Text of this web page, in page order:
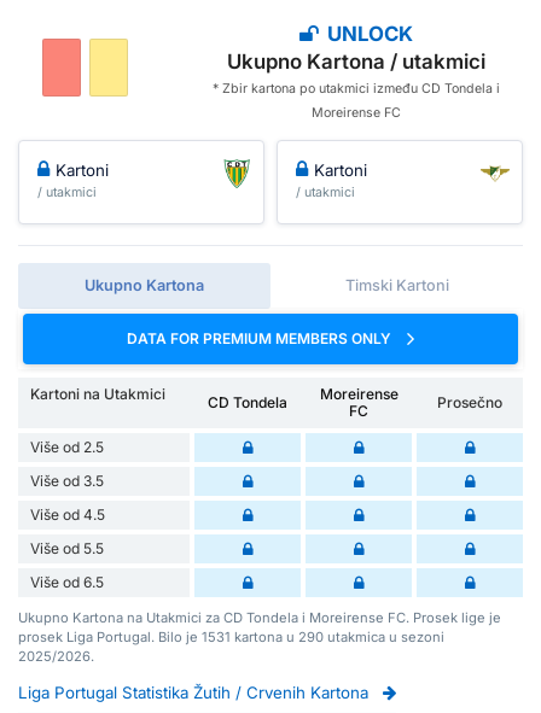
UNLOCK
Ukupno Kartona / utakmici
* Zbir kartona po utakmici između CD Tondela i
Moreirense FC
Kartoni
/ utakmici
Kartoni
/ utakmici
Ukupno Kartona Timski Kartoni
DATA FOR PREMIUM MEMBERS ONLY
Kartoni na Utakmici CD Tondela
Moreirense
FC
Prosečno
Više od 2.5
Više od 3.5
Više od 4.5
Više od 5.5
Više od 6.5
Ukupno Kartona na Utakmici za CD Tondela i Moreirense FC. Prosek lige je
prosek Liga Portugal. Bilo je 1531 kartona u 290 utakmica u sezoni
2025/2026.
Liga Portugal Statistika Žutih / Crvenih Kartona